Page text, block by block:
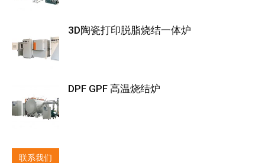
3D陶瓷打印脱脂烧结一体炉
DPF GPF 高温烧结炉
联系我们